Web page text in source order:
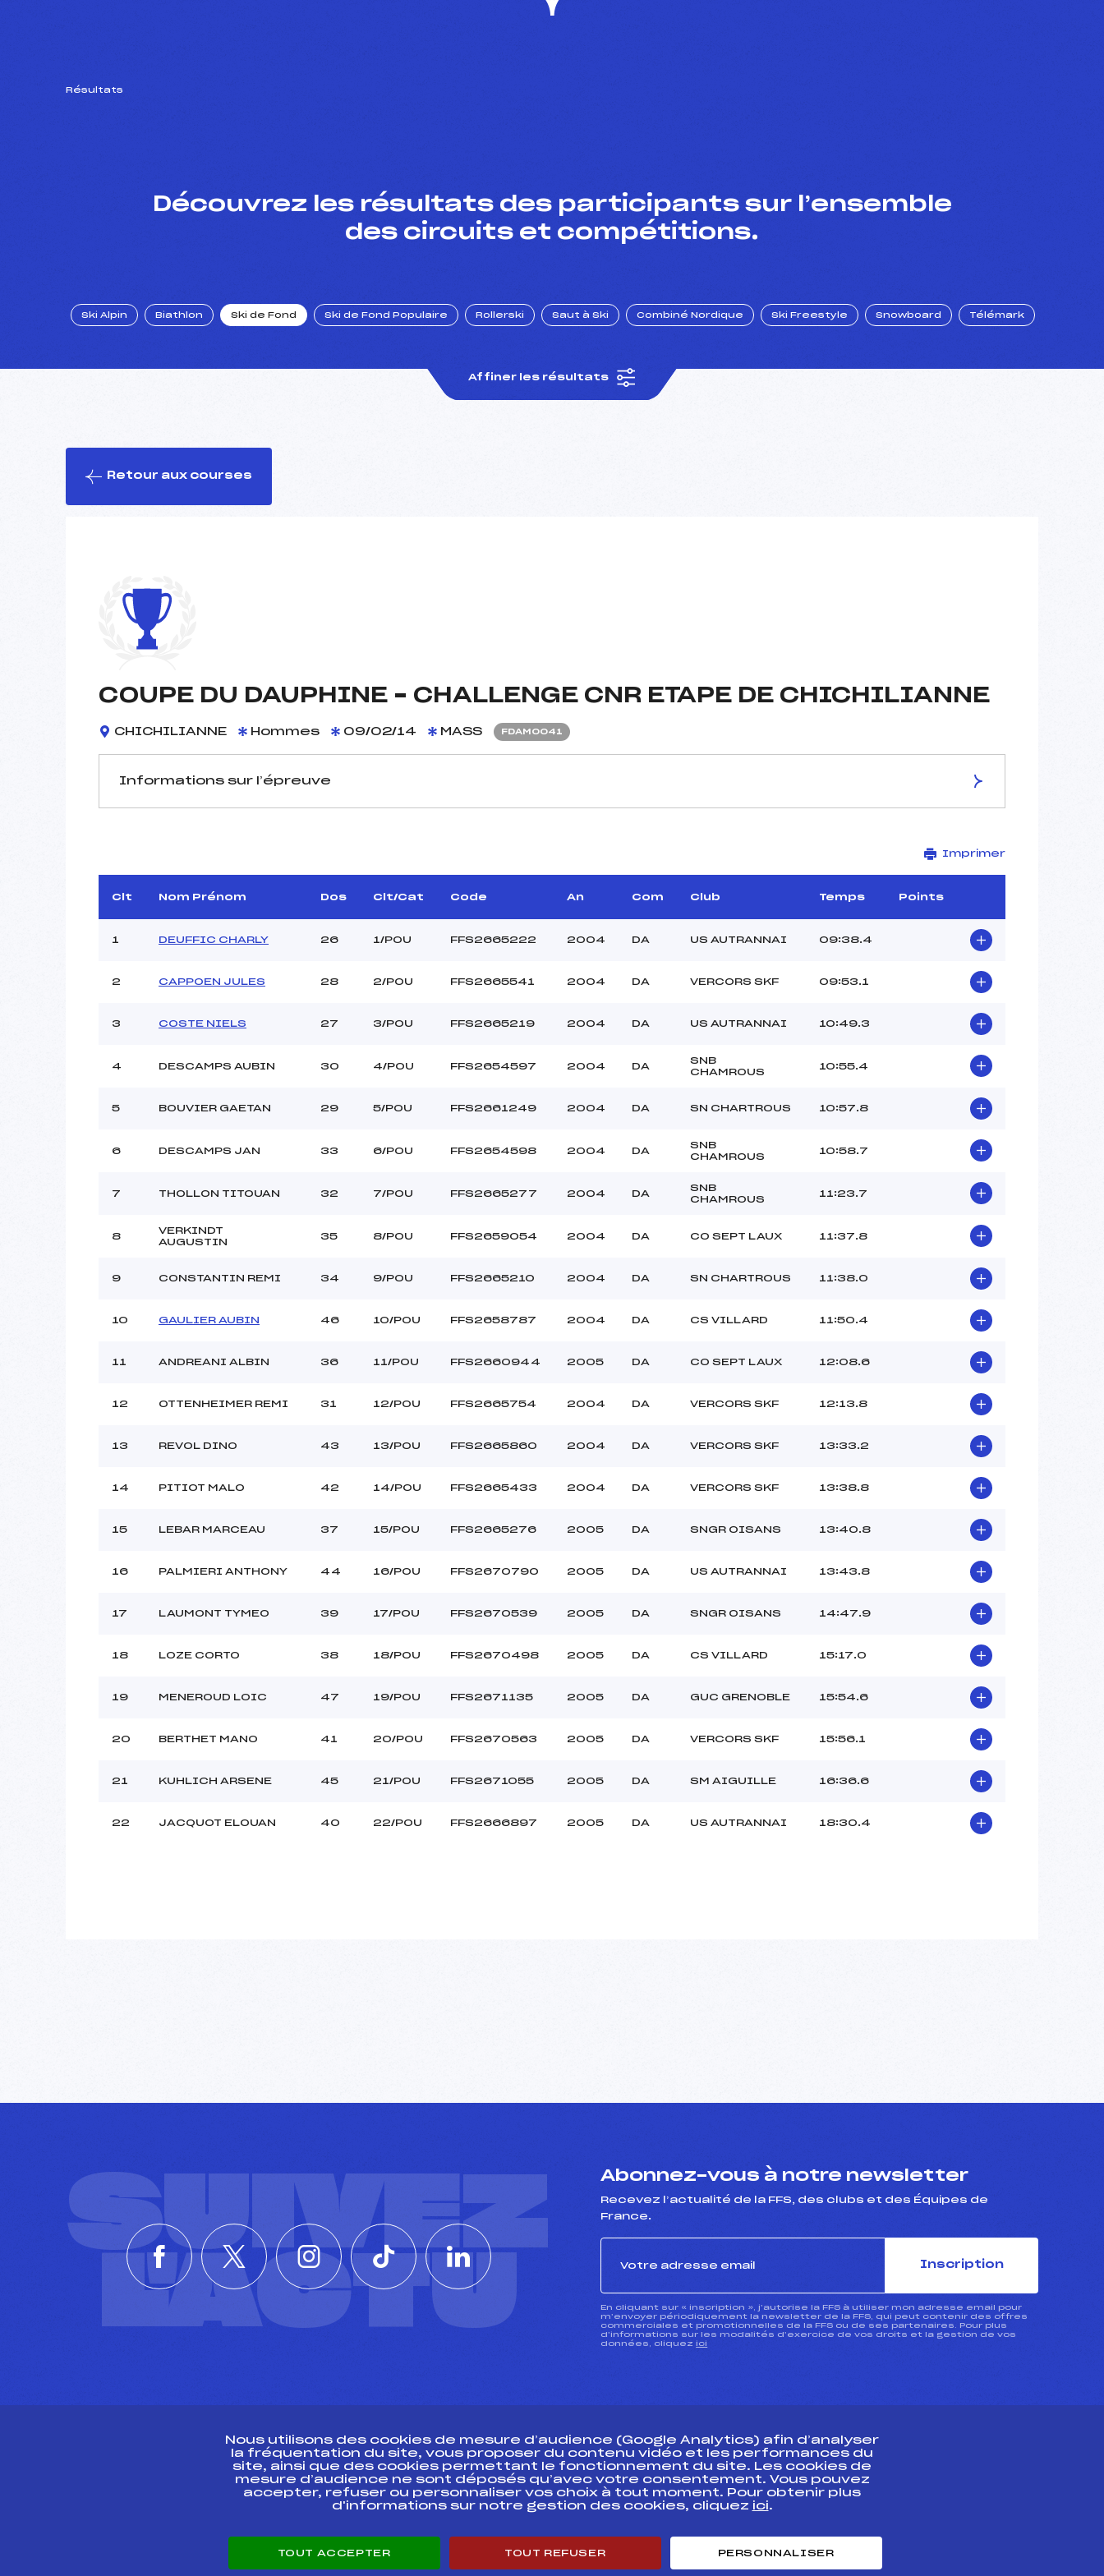
Résultats
Découvrez les résultats des participants sur l’ensemble
des circuits et compétitions.
Ski Alpin Biathlon Ski de Fond Ski de Fond Populaire Rollerski Saut à Ski Combiné Nordique Ski Freestyle Snowboard Télémark
Affiner les résultats
Retour aux courses
COUPE DU DAUPHINE – CHALLENGE CNR ETAPE DE CHICHILIANNE
CHICHILIANNE Hommes 09/02/14 MASS FDAM0041
Informations sur l’épreuve
D.T Adjoint :
–
Dir. Epreuve :
JAY MICHEL (DA)
Site de Replis
Distance :
2.5 km
Point Haut :
Pénalité appliquée :
–
Imprimer
Clt Nom Prénom Dos Clt/Cat Code An Com Club Temps Points
1 DEUFFIC CHARLY 26 1/POU FFS2665222 2004 DA US AUTRANNAI 09:38.4
2 CAPPOEN JULES 28 2/POU FFS2665541 2004 DA VERCORS SKF 09:53.1
3 COSTE NIELS 27 3/POU FFS2665219 2004 DA US AUTRANNAI 10:49.3
4 DESCAMPS AUBIN 30 4/POU FFS2654597 2004 DA
SNB
CHAMROUS
10:55.4
5 BOUVIER GAETAN 29 5/POU FFS2661249 2004 DA SN CHARTROUS 10:57.8
6 DESCAMPS JAN 33 6/POU FFS2654598 2004 DA
SNB
CHAMROUS
10:58.7
7 THOLLON TITOUAN 32 7/POU FFS2665277 2004 DA
SNB
CHAMROUS
11:23.7
8
VERKINDT
AUGUSTIN
35 8/POU FFS2659054 2004 DA CO SEPT LAUX 11:37.8
9 CONSTANTIN REMI 34 9/POU FFS2665210 2004 DA SN CHARTROUS 11:38.0
10 GAULIER AUBIN 46 10/POU FFS2658787 2004 DA CS VILLARD 11:50.4
11 ANDREANI ALBIN 36 11/POU FFS2660944 2005 DA CO SEPT LAUX 12:08.6
12 OTTENHEIMER REMI 31 12/POU FFS2665754 2004 DA VERCORS SKF 12:13.8
13 REVOL DINO 43 13/POU FFS2665860 2004 DA VERCORS SKF 13:33.2
14 PITIOT MALO 42 14/POU FFS2665433 2004 DA VERCORS SKF 13:38.8
15 LEBAR MARCEAU 37 15/POU FFS2665276 2005 DA SNGR OISANS 13:40.8
16 PALMIERI ANTHONY 44 16/POU FFS2670790 2005 DA US AUTRANNAI 13:43.8
17 LAUMONT TYMEO 39 17/POU FFS2670539 2005 DA SNGR OISANS 14:47.9
18 LOZE CORTO 38 18/POU FFS2670498 2005 DA CS VILLARD 15:17.0
19 MENEROUD LOIC 47 19/POU FFS2671135 2005 DA GUC GRENOBLE 15:54.6
20 BERTHET MANO 41 20/POU FFS2670563 2005 DA VERCORS SKF 15:56.1
21 KUHLICH ARSENE 45 21/POU FFS2671055 2005 DA SM AIGUILLE 16:36.6
22 JACQUOT ELOUAN 40 22/POU FFS2666897 2005 DA US AUTRANNAI 18:30.4
SUIVEZ
L'ACTU
Abonnez-vous à notre newsletter
Recevez l’actualité de la FFS, des clubs et des Équipes de
France.
Inscription
En cliquant sur « inscription », j’autorise la FFS à utiliser mon adresse email pour
m’envoyer périodiquement la newsletter de la FFS, qui peut contenir des offres
commerciales et promotionnelles de la FFS ou de ses partenaires. Pour plus
d’informations sur les modalités d’exercice de vos droits et la gestion de vos
données, cliquez ici
ESPACE PRESSE
Ressources
Pass’Neige
Projet sportif fédéral
Pôle vie de l’athlète
Enseignement professionnel
Nous utilisons des cookies de mesure d’audience (Google Analytics) afin d’analyser
la fréquentation du site, vous proposer du contenu vidéo et les performances du
site, ainsi que des cookies permettant le fonctionnement du site. Les cookies de
mesure d’audience ne sont déposés qu’avec votre consentement. Vous pouvez
accepter, refuser ou personnaliser vos choix à tout moment. Pour obtenir plus
d'informations sur notre gestion des cookies, cliquez ici.
TOUT ACCEPTER TOUT REFUSER PERSONNALISER